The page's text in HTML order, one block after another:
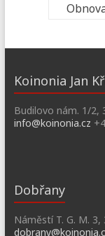
Koinonia Jan
Budilovo nám. 1/2,
info@koinonia.cz
Dobřany
Náměstí T. G. M.